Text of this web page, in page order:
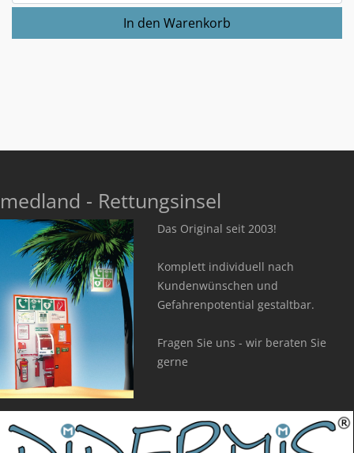
medland - Rettungsinsel
Das Original seit 2003!
Komplett individuell nach
Kundenwünschen und
Gefahrenpotential gestaltbar.
Fragen Sie uns - wir beraten Sie
gerne